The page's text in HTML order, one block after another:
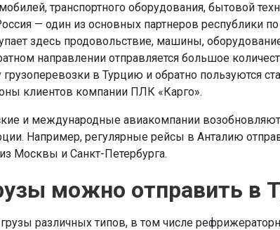
транспортного оборудования, бытовой
— один из основных партнеров республики
здесь продовольствие, машины,
направлении отправляется большое
грузоперевозки в Турцию и обратно пользуются
клиентов компании ПЛК «Карго».
и международные авиакомпании
Например, регулярные рейсы в Анталию
Москвы и Санкт-Петербурга.
можно отправить в
различных типов, в том числе